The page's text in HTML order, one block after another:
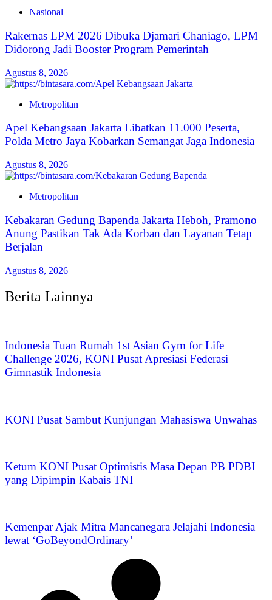
Nasional
Rakernas LPM 2026 Dibuka Djamari Chaniago, LPM
Didorong Jadi Booster Program Pemerintah
Agustus 8, 2026
Metropolitan
Apel Kebangsaan Jakarta Libatkan 11.000 Peserta,
Polda Metro Jaya Kobarkan Semangat Jaga Indonesia
Agustus 8, 2026
Metropolitan
Kebakaran Gedung Bapenda Jakarta Heboh, Pramono
Anung Pastikan Tak Ada Korban dan Layanan Tetap
Berjalan
Agustus 8, 2026
Berita Lainnya
Indonesia Tuan Rumah 1st Asian Gym for Life
Challenge 2026, KONI Pusat Apresiasi Federasi
Gimnastik Indonesia
KONI Pusat Sambut Kunjungan Mahasiswa Unwahas
Ketum KONI Pusat Optimistis Masa Depan PB PDBI
yang Dipimpin Kabais TNI
Kemenpar Ajak Mitra Mancanegara Jelajahi Indonesia
lewat ‘GoBeyondOrdinary’